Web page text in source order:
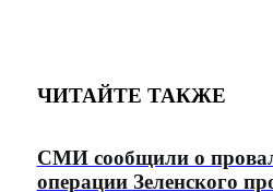
ЧИТАЙТЕ ТАКЖЕ
СМИ сообщили о
операции Зеленского